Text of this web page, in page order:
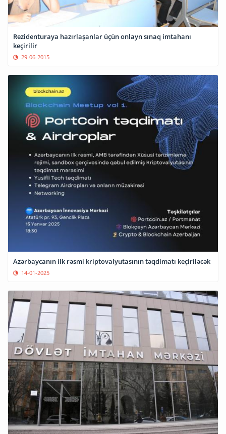
Rezidenturaya hazırlaşanlar üçün onlayn sınaq imtahanı
keçirilir
29-06-2015
Azərbaycanın ilk rəsmi kriptovalyutasının təqdimatı keçiriləcək
14-01-2025